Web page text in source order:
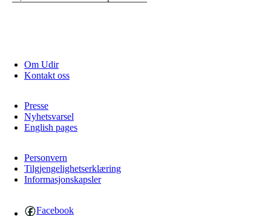
Om Udir
Kontakt oss
Presse
Nyhetsvarsel
English pages
Personvern
Tilgjengelighetserklæring
Informasjonskapsler
Facebook